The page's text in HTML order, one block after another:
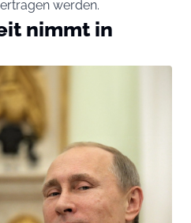
werden.
nimmt in